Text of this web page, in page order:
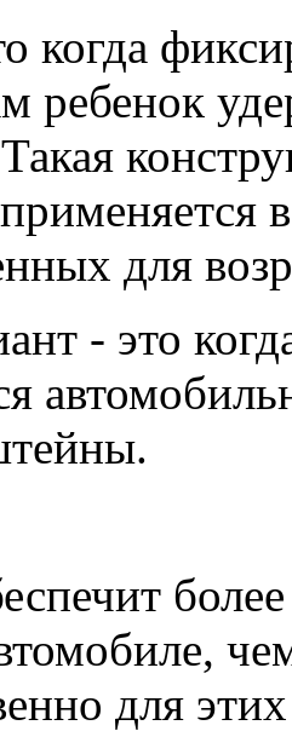
когда
ребенок
для
- это
для